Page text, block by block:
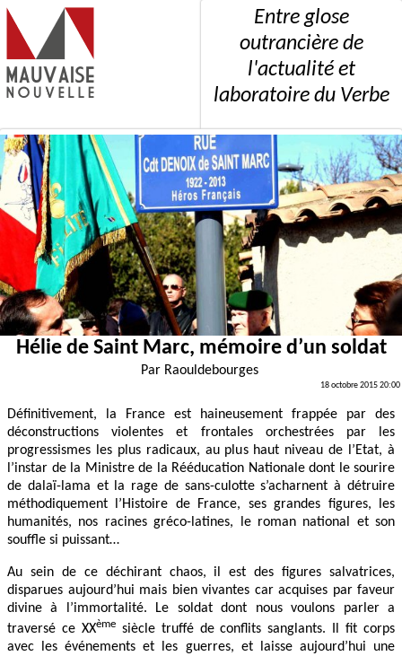
Entre glose
outrancière de
l'actualité et
laboratoire du Verbe
Hélie de Saint Marc, mémoire d’un soldat
Par Raouldebourges
18 octobre 2015 20:00
Définitivement, la France est haineusement frappée par des
déconstructions violentes et frontales orchestrées par les
progressismes les plus radicaux, au plus haut niveau de l’Etat, à
l’instar de la Ministre de la Rééducation Nationale dont le sourire
de dalaï-lama et la rage de sans-culotte s’acharnent à détruire
méthodiquement l’Histoire de France, ses grandes figures, les
humanités, nos racines gréco-latines, le roman national et son
souffle si puissant…
Au sein de ce déchirant chaos, il est des figures salvatrices,
disparues aujourd’hui mais bien vivantes car acquises par faveur
divine à l’immortalité. Le soldat dont nous voulons parler a
traversé ce XXèmesiècle truffé de conflits sanglants. Il fit corps
avec les événements et les guerres, et laisse aujourd’hui une